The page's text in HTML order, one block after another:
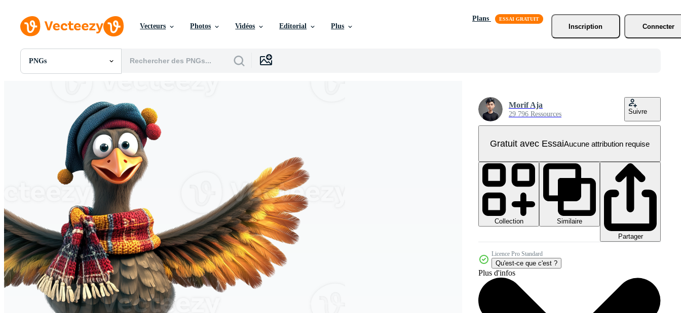
Vecteurs Photos Vidéos Editorial Plus
Plans
Inscription
Connecter
PNGs
Toutes Images
Motion graphics
Images Éditoriales
Événements Éditoriaux
Morif Aja
29 796 Ressources Suivre
Gratuit avec EssaiAucune attribution requise
Collection
Similaire
Partager
Licence Pro Standard
Qu'est-ce que c'est ?
Plus d'infos